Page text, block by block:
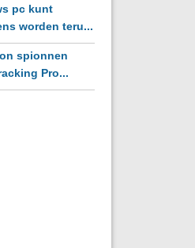
pc kunt
worden teru...
spionnen
Pro...